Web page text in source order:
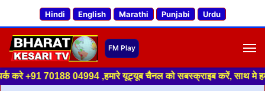
Hindi English Marathi Punjabi Urdu
70188 04994 ,हमारे यूट्यूब चैनल को सबस्क्राइब करें, साथ मे हमारे फेसबुक